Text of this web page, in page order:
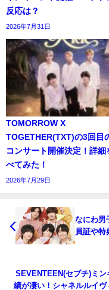
反応は？
2026年7月31日
TOMORROW X
TOGETHER(TXT)の3回目
コンサート開催決定！詳細
べてみた！
2026年7月29日
なにわ男
員証や特
SEVENTEEN(セブチ)ミ
績が凄い！シャネルルイ